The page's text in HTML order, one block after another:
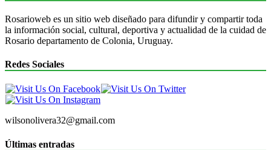
Rosarioweb es un sitio web diseñado para difundir y compartir toda
la información social, cultural, deportiva y actualidad de la cuidad de
Rosario departamento de Colonia, Uruguay.
Redes Sociales
wilsonolivera32@gmail.com
Últimas entradas